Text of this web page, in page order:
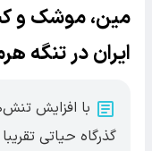
مین، موشک و
ایران در تنگه
با افزایش
گذرگاه حیاتی